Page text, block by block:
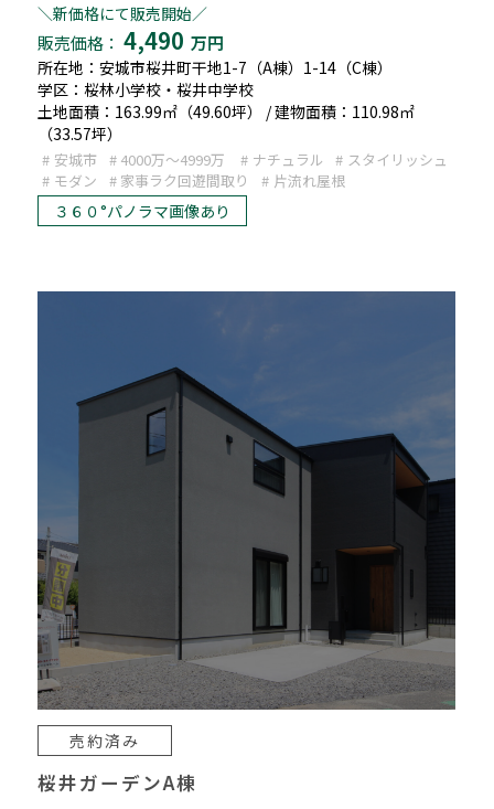
＼新価格にて販売開始／
販売価格：4,490 万円
所在地：安城市桜井町干地1-7（A棟）1-14（C棟）
学区：桜林小学校・桜井中学校
土地面積：163.99㎡（49.60坪） / 建物面積：110.98㎡
（33.57坪）
安城市 4000万～4999万 ナチュラル
スタイリッシュ
モダン
家事ラク回遊間取り 片流れ屋根
３６０°パノラマ画像あり
売約済み
桜井ガーデンA棟